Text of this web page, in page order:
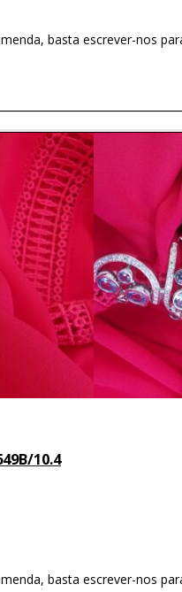
basta escrever-nos
10.4
basta escrever-nos